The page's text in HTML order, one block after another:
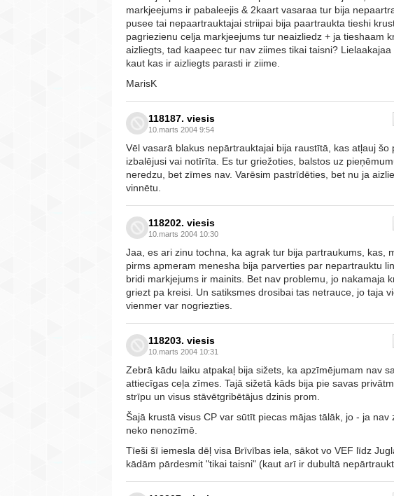
markjeejums ir pabaleejis & 2kaart vasaraa tur bija
pusee tai nepaartrauktajai striipai bija paartraukta tieshi
pagriezienu celja markjeejums tur neaizliedz + ja tieshaam
aizliegts, tad kaapeec tur nav ziimes tikai taisni?
kaut kas ir aizliegts parasti ir ziime.
MarisK
118187. viesis
10.marts 2004 9:54
Vēl vasarā blakus nepārtrauktajai bija raustītā, kas atļauj šo
izbalējusi vai notīrīta. Es tur griežoties, balstos uz
neredzu, bet zīmes nav. Varēsim pastrīdēties, bet nu ja
vinnētu.
118202. viesis
10.marts 2004 10:30
Jaa, es ari zinu tochna, ka agrak tur bija partraukums, kas,
pirms apmeram menesha bija parverties par nepartrauktu
bridi markjejums ir mainits. Bet nav problemu, jo nakamaja
griezt pa kreisi. Un satiksmes drosibai tas netrauce, jo taja
vienmer var nogriezties.
118203. viesis
10.marts 2004 10:31
Zebrā kādu laiku atpakaļ bija sižets, ka apzīmējumam nav
attiecīgas ceļa zīmes. Tajā sižetā kāds bija pie savas
strīpu un visus stāvētgribētājus dzinis prom.
Šajā krustā visus CP var sūtīt piecas mājas tālāk, jo - ja
neko nenozīmē.
Tīeši šī iemesla dēļ visa Brīvības iela, sākot vo VEF līdz
kādām pārdesmit "tikai taisni" (kaut arī ir dubultā